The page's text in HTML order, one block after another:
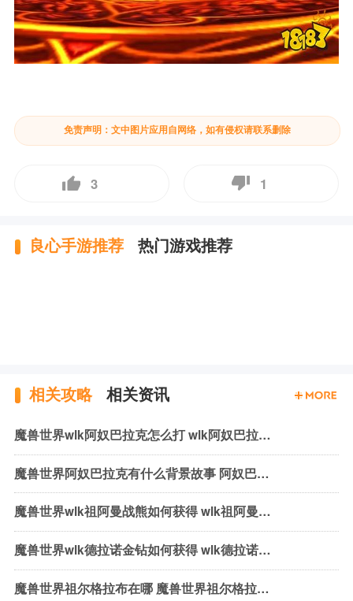
免责声明：文中图片应用自网络，如有侵权请联系删除
3 1
良心手游推荐 热门游戏推荐
相关攻略 相关资讯
魔兽世界wlk阿奴巴拉克怎么打 wlk阿奴巴拉克机制与打法
魔兽世界阿奴巴拉克有什么背景故事 阿奴巴拉克背景故事介绍
魔兽世界wlk祖阿曼战熊如何获得 wlk祖阿曼战熊获取方式介绍
魔兽世界wlk德拉诺金钻如何获得 wlk德拉诺金钻获取方法介绍
魔兽世界祖尔格拉布在哪 魔兽世界祖尔格拉布位置介绍